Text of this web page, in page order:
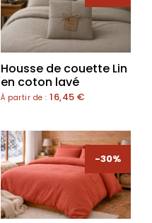
Housse de couette Lin
en coton lavé
À partir de : 16,45 €
-30%